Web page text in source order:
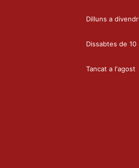
Dilluns a
Dissabtes de 10
Tancat a l'agost